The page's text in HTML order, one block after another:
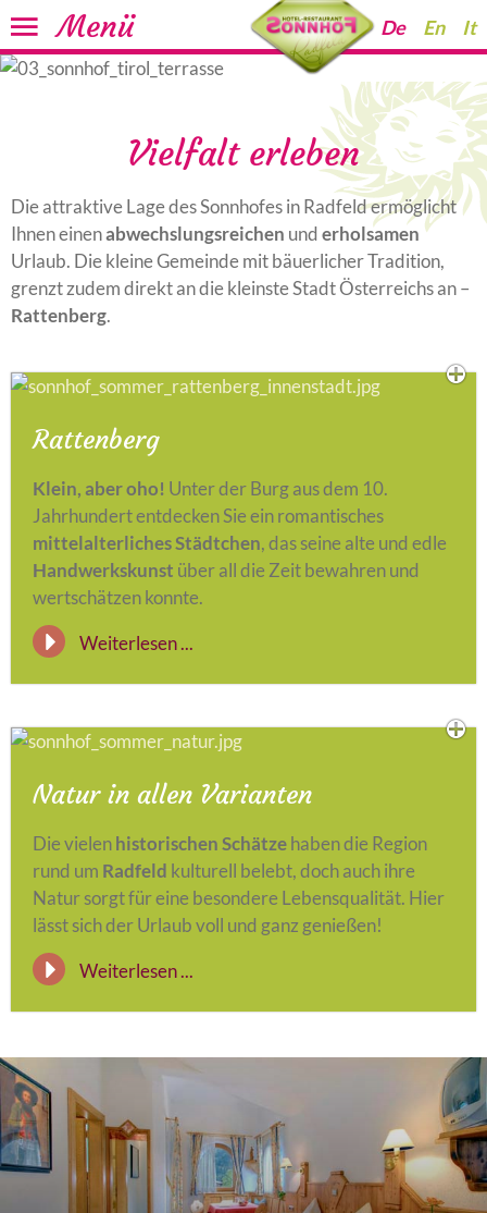
Menü De En It
Vielfalt erleben
Die attraktive Lage des Sonnhofes in Radfeld ermöglicht
Ihnen einenabwechslungsreichen underholsamen
Urlaub. Die kleine Gemeinde mit bäuerlicher Tradition,
grenzt zudem direkt an die kleinste Stadt Österreichs an –
Rattenberg.
Rattenberg
Klein, aber oho! Unter der Burg aus dem 10.
Jahrhundert entdecken Sie ein romantisches
mittelalterliches Städtchen, das seine alte und edle
Handwerkskunst über all die Zeit bewahren und
wertschätzen konnte.
Weiterlesen ...
Natur in allen Varianten
Die vielenhistorischen Schätzehaben die Region
rund um Radfeld kulturell belebt, doch auch ihre
Natur sorgt für eine besondere Lebensqualität. Hier
lässt sich der Urlaub voll und ganz genießen!
Weiterlesen ...